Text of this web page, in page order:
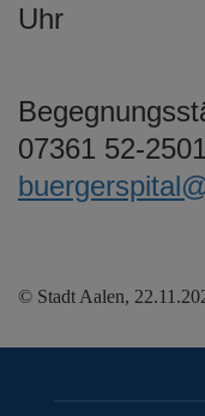
Uhr
07361 52-
© Stadt Aalen,